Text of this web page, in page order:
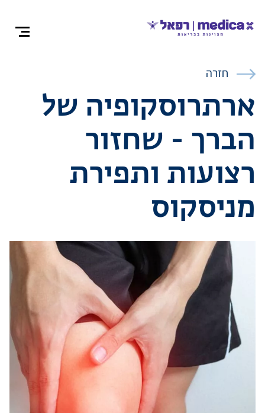
צרו
רופאים
מידע
מגזין
קריירה
חזרה
ארתרוסקופיה של
הברך - שחזור
רצועות ותפירת
מניסקוס